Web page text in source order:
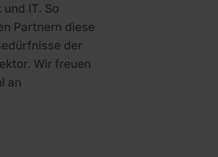
IT. So
Partnern diese
der
Wir freuen
an